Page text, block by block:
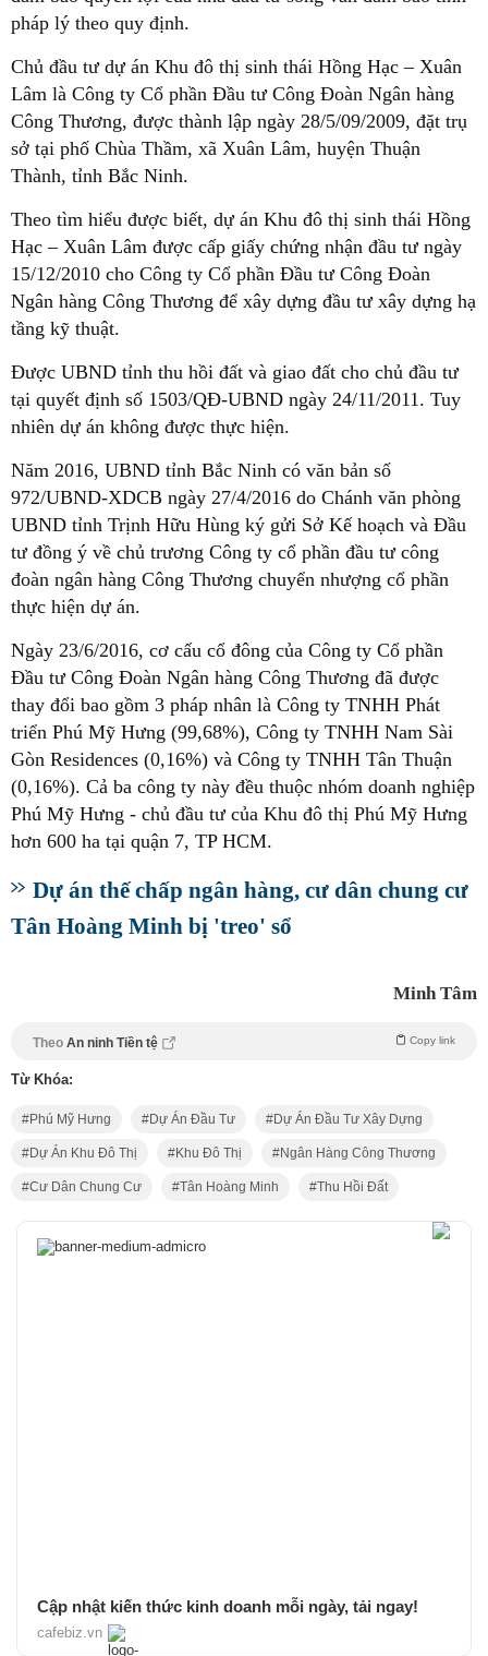
pháp lý theo quy định.
Chủ đầu tư dự án Khu đô thị sinh thái Hồng Hạc – Xuân
Lâm là Công ty Cổ phần Đầu tư Công Đoàn Ngân hàng
Công Thương, được thành lập ngày 28/5/09/2009, đặt trụ
sở tại phố Chùa Thầm, xã Xuân Lâm, huyện Thuận
Thành, tỉnh Bắc Ninh.
Theo tìm hiểu được biết, dự án Khu đô thị sinh thái Hồng
Hạc – Xuân Lâm được cấp giấy chứng nhận đầu tư ngày
15/12/2010 cho Công ty Cổ phần Đầu tư Công Đoàn
Ngân hàng Công Thương để xây dựng đầu tư xây dựng hạ
tầng kỹ thuật.
Được UBND tỉnh thu hồi đất và giao đất cho chủ đầu tư
tại quyết định số 1503/QĐ-UBND ngày 24/11/2011. Tuy
nhiên dự án không được thực hiện.
Năm 2016, UBND tỉnh Bắc Ninh có văn bản số
972/UBND-XDCB ngày 27/4/2016 do Chánh văn phòng
UBND tỉnh Trịnh Hữu Hùng ký gửi Sở Kế hoạch và Đầu
tư đồng ý về chủ trương Công ty cổ phần đầu tư công
đoàn ngân hàng Công Thương chuyển nhượng cổ phần
thực hiện dự án.
Ngày 23/6/2016, cơ cấu cổ đông của Công ty Cổ phần
Đầu tư Công Đoàn Ngân hàng Công Thương đã được
thay đổi bao gồm 3 pháp nhân là Công ty TNHH Phát
triển Phú Mỹ Hưng (99,68%), Công ty TNHH Nam Sài
Gòn Residences (0,16%) và Công ty TNHH Tân Thuận
(0,16%). Cả ba công ty này đều thuộc nhóm doanh nghiệp
Phú Mỹ Hưng - chủ đầu tư của Khu đô thị Phú Mỹ Hưng
hơn 600 ha tại quận 7, TP HCM.
Dự án thế chấp ngân hàng, cư dân chung cư
Tân Hoàng Minh bị 'treo' sổ
Minh Tâm
Theo An ninh Tiền tệ Copy link
Từ Khóa:
Phú Mỹ Hưng Dự Án Đầu Tư Dự Án Đầu Tư Xây Dựng
Dự Án Khu Đô Thị Khu Đô Thị Ngân Hàng Công Thương
Cư Dân Chung Cư Tân Hoàng Minh Thu Hồi Đất
Cập nhật kiến thức kinh doanh mỗi ngày, tải ngay!
cafebiz.vn